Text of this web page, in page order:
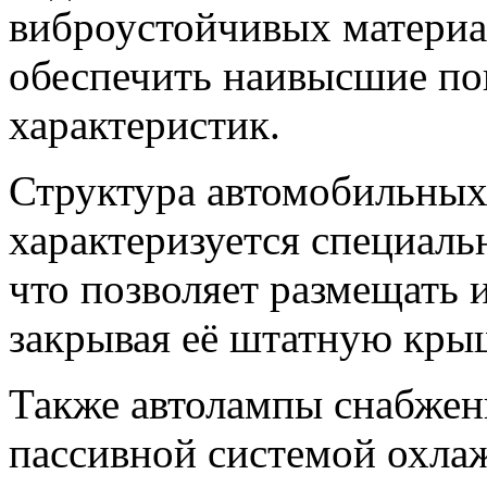
виброустойчивых
обеспечить наивысшие
характеристик.
Структура
характеризуется
что позволяет
закрывая её штатную
Также автолампы
пассивной системой